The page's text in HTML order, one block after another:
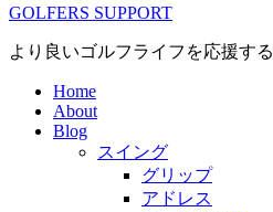
GOLFERS SUPPORT
より良いゴルフライフを応援する
Home
About
Blog
スイング
グリップ
アドレス